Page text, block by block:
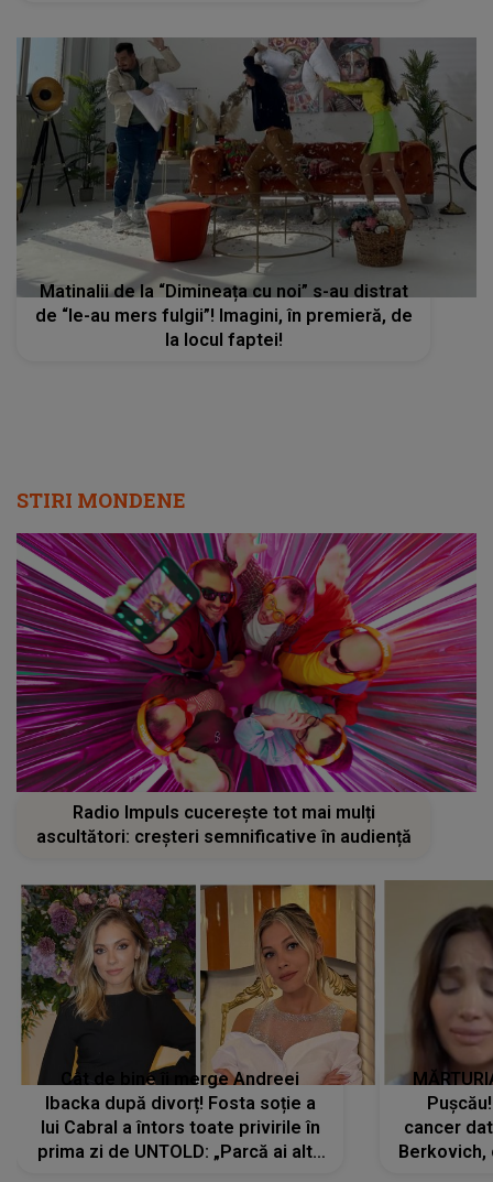
Matinalii de la “Dimineața cu noi” s-au distrat
de “le-au mers fulgii”! Imagini, în premieră, de
la locul faptei!
STIRI MONDENE
Radio Impuls cucerește tot mai mulți
ascultători: creșteri semnificative în audiență
Cât de bine îi merge Andreei
Ibacka după divorț! Fosta soție a
lui Cabral a întors toate privirile în
prima zi de UNTOLD: „Parcă ai altă
cancer
Berkovich,